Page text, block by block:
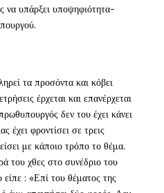
να υπάρξει υποψηφιότητα-
τα προσόντα και κόβει
έρχεται και επανέρχεται
δεν του έχει κάνει
έχει φροντίσει σε τρεις
με κάποιο τρόπο το θέμα.
του χθες στο συνέδριο του
: «Επί του θέματος της